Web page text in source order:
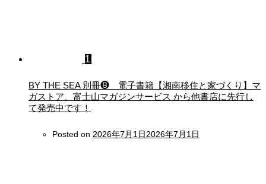
1
BY THE SEA 別冊❽ 電子書籍【湘南移住と家づくり】マ
ガストア、富士山マガジンサービス から他書店に先行し
て発売中です！
Posted on 2026年7月1日2026年7月1日